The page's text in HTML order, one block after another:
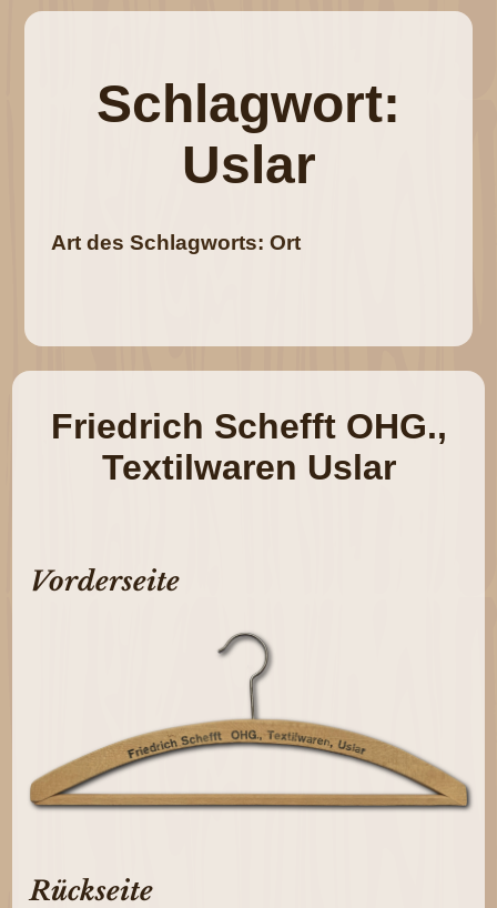
Schlagwort:
Uslar
Art des Schlagworts: Ort
Friedrich Schefft OHG.,
Textilwaren Uslar
Vorderseite
Rückseite